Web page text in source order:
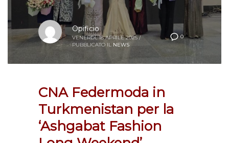
0
Opificio
VENERDÌ, 18 APRILE 2025 /
PUBBLICATO IL NEWS
CNA Federmoda in
Turkmenistan per la
‘Ashgabat Fashion